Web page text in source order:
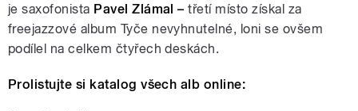
je saxofonista Pavel Zlámal – třetí místo získal za
freejazzové album Tyče nevyhnutelné, loni se ovšem
podílel na celkem čtyřech deskách.
Prolistujte si katalog všech alb online: